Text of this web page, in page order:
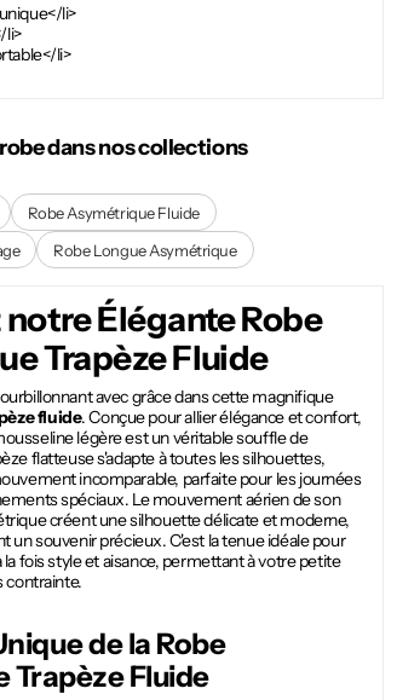
li>
li>
li>
dans nos collections
Robe Asymétrique Fluide
Robe Longue Asymétrique
ÉléganteRobe
Trapèze Fluide
avec grâce dans cette magnifique
fluide. Conçue pour allier élégance et confort,
légère est un véritable souffle de
flatteuse s'adapte à toutes les silhouettes,
incomparable, parfaite pour les journées
spéciaux. Le mouvement aérien de son
créent une silhouette délicate et moderne,
un souvenir précieux. C'est la tenue idéale pour
fois style et aisance, permettant à votre petite
contrainte.
de la Robe
Fluide